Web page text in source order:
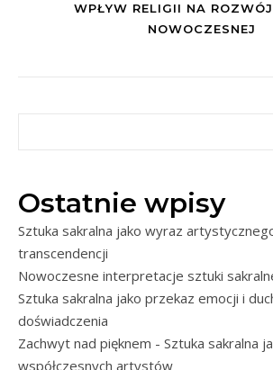
WPŁYW RELIGII NA
NOWOCZESNEJ
Ostatnie wpisy
Sztuka sakralna jako wyraz
transcendencji
Nowoczesne interpretacje sztuki
Sztuka sakralna jako przekaz emocji i
doświadczenia
Zachwyt nad pięknem - Sztuka sakralna
współczesnych artystów